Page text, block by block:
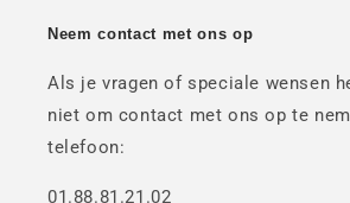
Neem contact met ons op
Als je vragen of speciale wensen
niet om contact met ons op te
telefoon:
01.88.81.21.02